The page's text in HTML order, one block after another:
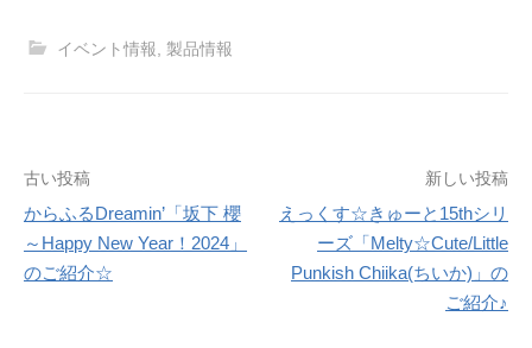
イベント情報 製品情報
投
稿
ナ
古い投稿
からふるDreamin’「坂下 櫻
～Happy New Year！2024」
のご紹介☆
新しい投稿
えっくす☆きゅーと15thシリ
ーズ「Melty☆Cute/Little
Punkish Chiika(ちいか)」の
ご紹介♪